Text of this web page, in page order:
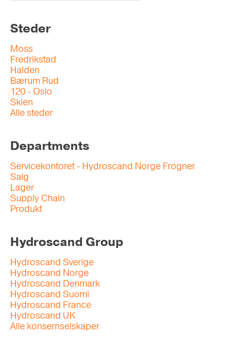
Steder
Moss
Fredrikstad
Halden
Bærum Rud
120 - Oslo
Skien
Alle steder
Departments
Servicekontoret - Hydroscand Norge Frogner
Salg
Lager
Supply Chain
Produkt
Hydroscand Group
Hydroscand Sverige
Hydroscand Norge
Hydroscand Denmark
Hydroscand Suomi
Hydroscand France
Hydroscand UK
Alle konsernselskaper